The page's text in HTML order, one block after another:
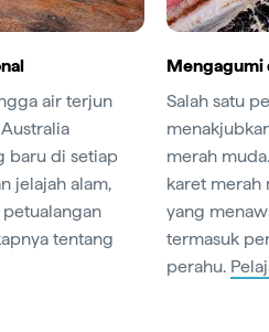
air terjun
baru di setiap
jelajah alam,
tentang
Mengagumi
Salah satu
merah
karet merah
yang
termasuk
perahu.